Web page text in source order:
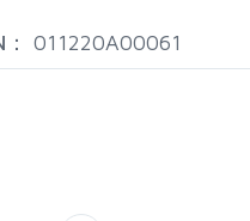
011220A00061